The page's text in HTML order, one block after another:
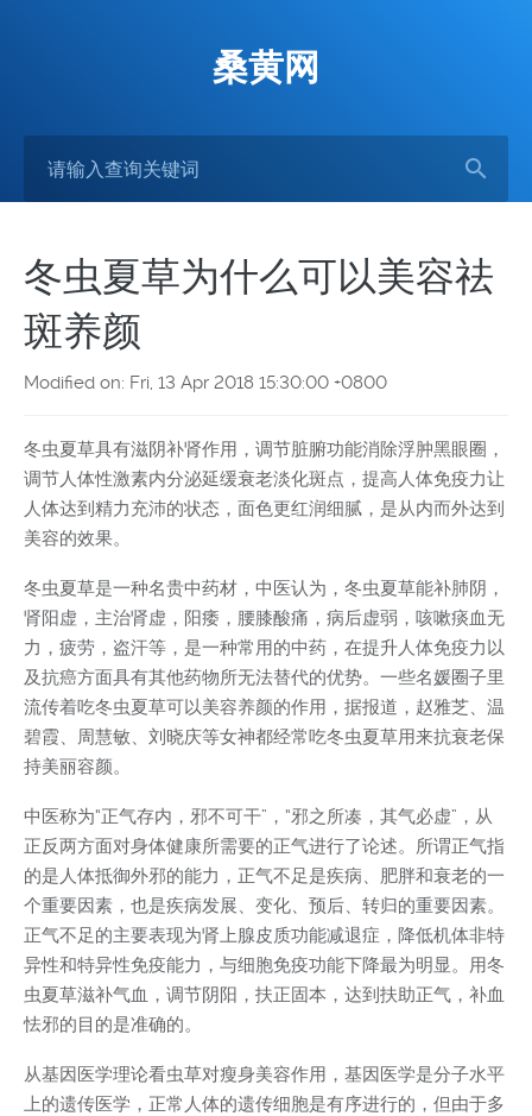
桑黄网
冬虫夏草为什么可以美容祛
斑养颜
Modified on: Fri, 13 Apr 2018 15:30:00 +0800
冬虫夏草具有滋阴补肾作用，调节脏腑功能消除浮肿黑眼圈，
调节人体性激素内分泌延缓衰老淡化斑点，提高人体免疫力让
人体达到精力充沛的状态，面色更红润细腻，是从内而外达到
美容的效果。
冬虫夏草是一种名贵中药材，中医认为，冬虫夏草能补肺阴，
肾阳虚，主治肾虚，阳痿，腰膝酸痛，病后虚弱，咳嗽痰血无
力，疲劳，盗汗等，是一种常用的中药，在提升人体免疫力以
及抗癌方面具有其他药物所无法替代的优势。一些名媛圈子里
流传着吃冬虫夏草可以美容养颜的作用，据报道，赵雅芝、温
碧霞、周慧敏、刘晓庆等女神都经常吃冬虫夏草用来抗衰老保
持美丽容颜。
中医称为“正气存内，邪不可干”，“邪之所凑，其气必虚”，从
正反两方面对身体健康所需要的正气进行了论述。所谓正气指
的是人体抵御外邪的能力，正气不足是疾病、肥胖和衰老的一
个重要因素，也是疾病发展、变化、预后、转归的重要因素。
正气不足的主要表现为肾上腺皮质功能减退症，降低机体非特
异性和特异性免疫能力，与细胞免疫功能下降最为明显。用冬
虫夏草滋补气血，调节阴阳，扶正固本，达到扶助正气，补血
怯邪的目的是准确的。
从基因医学理论看虫草对瘦身美容作用，基因医学是分子水平
上的遗传医学，正常人体的遗传细胞是有序进行的，但由于多